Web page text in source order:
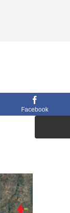
Facebook